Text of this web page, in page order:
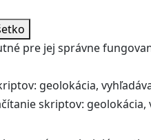
pre jej správne
geolokácia,
skriptov: geolokácia,